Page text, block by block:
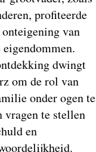
profiteerde
onteigening van
eigendommen.
dwingt
om de rol van
onder ogen te
vragen te stellen
en